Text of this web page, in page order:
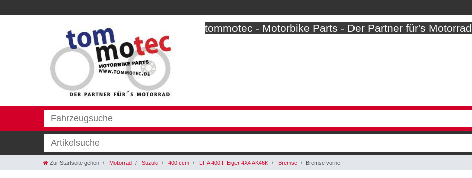
tommotec - Motorbike Parts - Der Partner für's Motorrad
Zur Startseite gehen Motorrad Suzuki 400 ccm LT-A 400 F Eiger 4X4 AK46K Bremse Bremse vorne